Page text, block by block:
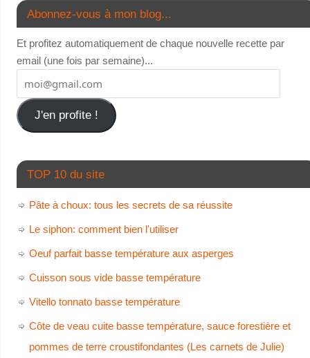
Abonnez-vous à mon blog...
Et profitez automatiquement de chaque nouvelle recette par
email (une fois par semaine)...
J'en profite !
TOP 10 du site
Pâte à choux: tous les secrets de sa réussite
Le siphon: comment bien l'utiliser
Oeuf parfait basse température aux asperges
Cuisson sous vide basse température
Vitello tonnato basse température
Côte de veau cuite basse température, sauce forestière et
pommes de terre croustifondantes (Les carnets de Julie)